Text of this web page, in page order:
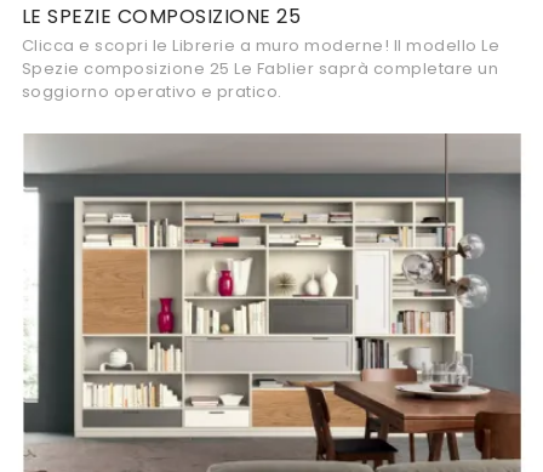
LE SPEZIE COMPOSIZIONE 25
Clicca e scopri le Librerie a muro moderne! Il modello Le
Spezie composizione 25 Le Fablier saprà completare un
soggiorno operativo e pratico.